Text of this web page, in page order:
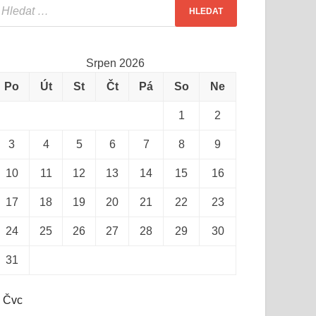
Srpen 2026
Po
Út St Čt Pá So Ne
1 2
3 4 5 6 7 8 9
10 11 12 13 14 15 16
17 18 19 20 21 22 23
24 25 26 27 28 29 30
31
Čvc